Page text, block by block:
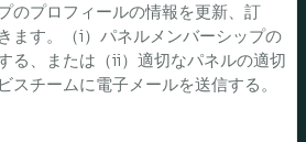
のプロフィールの情報を更新、訂
ます。（i）パネルメンバーシップの
る、または（ii）適切なパネルの適切
スチームに電子メールを送信する。